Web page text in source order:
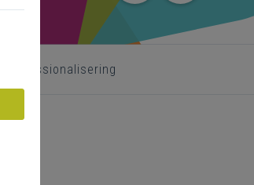
professionalisering